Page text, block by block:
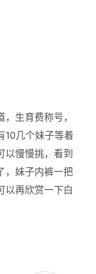
生育费称号，
10几个妹子等着
以慢慢挑，看到
，妹子内裤一把
以再欣赏一下白